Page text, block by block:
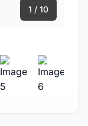
1 / 10